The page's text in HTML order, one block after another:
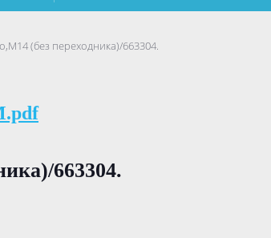
(без переходника)/663304.
663304.